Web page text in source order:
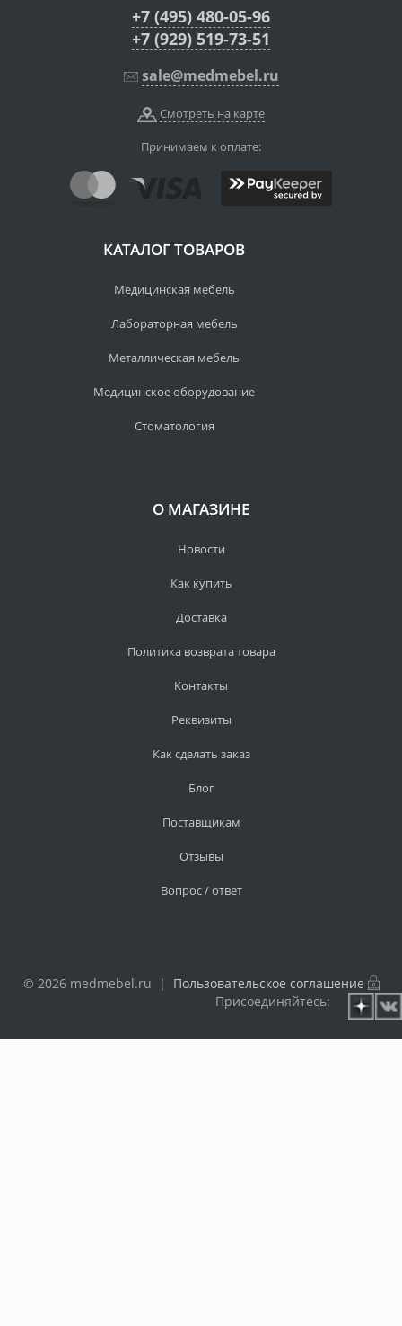
+7 (495) 480-05-96
+7 (929) 519-73-51
sale@medmebel.ru
Смотреть на карте
Принимаем к оплате:
КАТАЛОГ ТОВАРОВ
Медицинская мебель
Лабораторная мебель
Металлическая мебель
Медицинское оборудование
Стоматология
О МАГАЗИНЕ
Новости
Как купить
Доставка
Политика возврата товара
Контакты
Реквизиты
Как сделать заказ
Блог
Поставщикам
Отзывы
Вопрос / ответ
© 2026 medmebel.ru | Пользовательское соглашение
Присоединяйтесь: